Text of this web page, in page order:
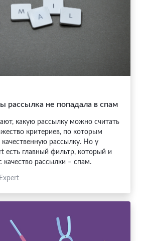
рассылка не попадала в спам
какую рассылку можно считать
критериев, по которым
рассылку. Но у
есть главный фильтр, который и
качество рассылки – спам.